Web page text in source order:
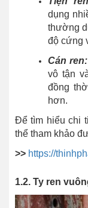
dụng
thường
độ cứng
Cán ren:
vô tận
đồng
hơn.
Để tìm hiểu chi
thể tham khảo
>> https://
1.2. Ty ren